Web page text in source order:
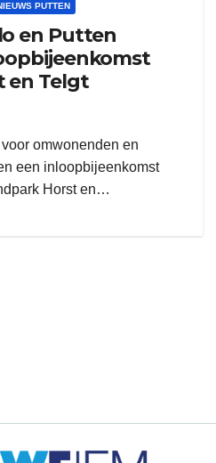
PUTTEN
en Putten
en Telgt
omwonenden en
een inloopbijeenkomst
Horst en…